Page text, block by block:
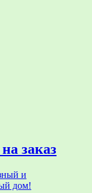
заказ
и
дом!